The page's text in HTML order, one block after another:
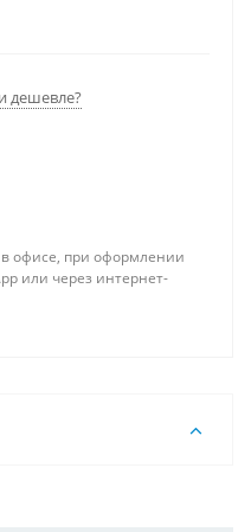
64Gb, Диски
дешевле?
офисе, при оформлении
или через интернет-